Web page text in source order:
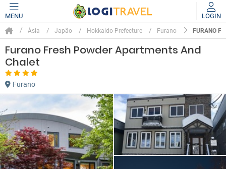
MENU LOGIN
Ásia Japão Hokkaido Prefecture Furano FURANO
Furano Fresh Powder Apartments And
Chalet
Furano